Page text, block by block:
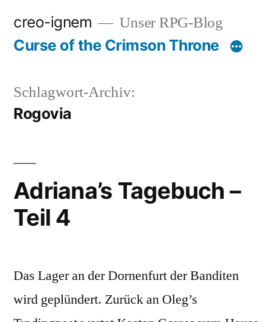
Inhalt
creo-ignem Unser RPG-Blog
Curse of the Crimson Throne
Schlagwort-Archiv:
Rogovia
Adriana’s Tagebuch –
Teil 4
Das Lager an der Dornenfurt der Banditen
wird geplündert. Zurück an Oleg’s